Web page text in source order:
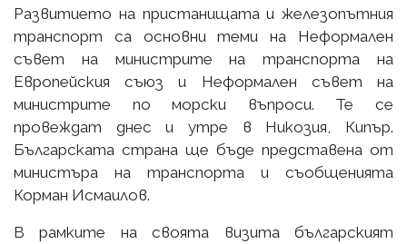
Развитието на пристанищата и железопътния
транспорт са основни теми на Неформален
съвет на министрите на транспорта на
Европейския съюз и Неформален съвет на
министрите по морски въпроси. Те се
провеждат днес и утре в Никозия, Кипър.
Българската страна ще бъде представена от
министъра на транспорта и съобщенията
Корман Исмаилов.
В рамките на своята визита българският